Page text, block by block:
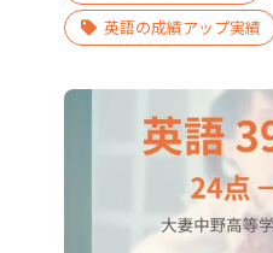
英語の成績アップ実績